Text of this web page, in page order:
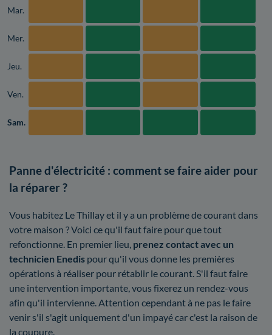
Mar.
Mer.
Jeu.
Ven.
Sam.
Panne d'électricité : comment se faire aider pour
la réparer ?
Vous habitez Le Thillay et il y a un problème de courant dans
votre maison ? Voici ce qu'il faut faire pour que tout
refonctionne. En premier lieu, prenez contact avec un
technicien Enedis pour qu'il vous donne les premières
opérations à réaliser pour rétablir le courant. S'il faut faire
une intervention importante, vous fixerez un rendez-vous
afin qu'il intervienne. Attention cependant à ne pas le faire
venir s'il s'agit uniquement d'un impayé car c'est la raison de
la coupure.